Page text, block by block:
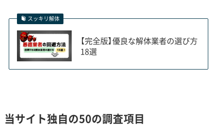
ださい。ここが曖昧な業者は後から
追加請求してくる可能性がありま
す。
事の注意点
スッキリ解体
【完全版】優良な解体業者の選び方
18選
当サイト独自の50の調査項目